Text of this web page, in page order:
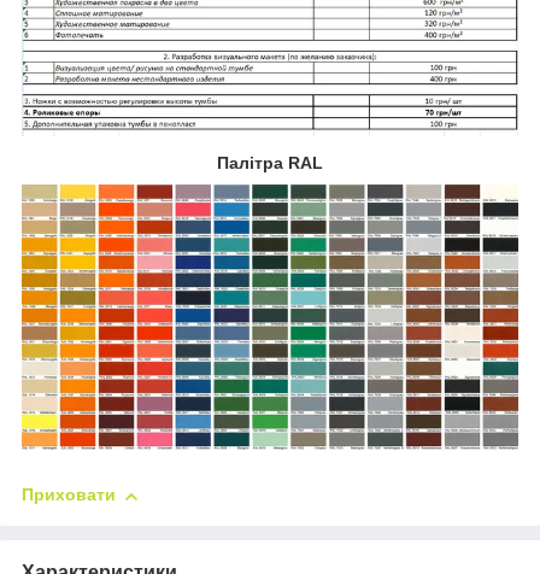
Палітра RAL
Приховати